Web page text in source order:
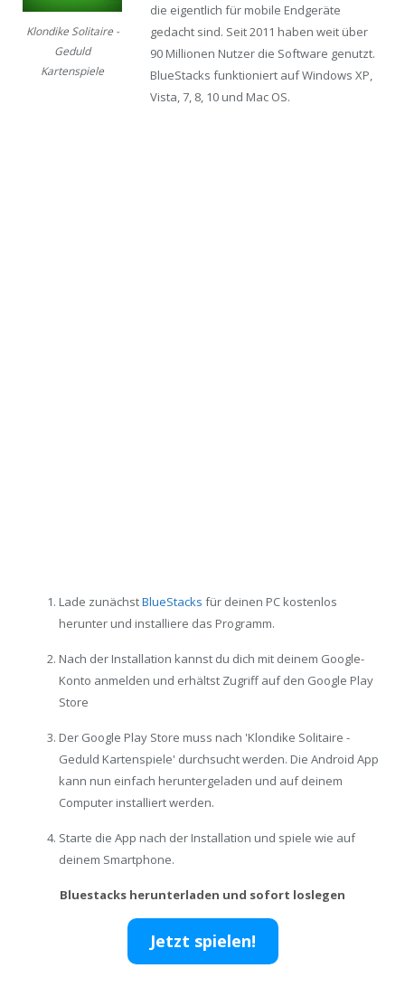
Klondike Solitaire -
Geduld
Kartenspiele
die eigentlich für mobile Endgeräte
gedacht sind. Seit 2011 haben weit über
90 Millionen Nutzer die Software genutzt.
BlueStacks funktioniert auf Windows XP,
Vista, 7, 8, 10 und Mac OS.
Lade zunächstBlueStacks für deinen PC kostenlos
herunter und installiere das Programm.
Nach der Installation kannst du dich mit deinem Google-
Konto anmelden und erhältst Zugriff auf den Google Play
Store
Der Google Play Store muss nach 'Klondike Solitaire -
Geduld Kartenspiele' durchsucht werden. Die Android App
kann nun einfach heruntergeladen und auf deinem
Computer installiert werden.
Starte die App nach der Installation und spiele wie auf
deinem Smartphone.
Bluestacks herunterladen und sofort loslegen
Jetzt spielen!